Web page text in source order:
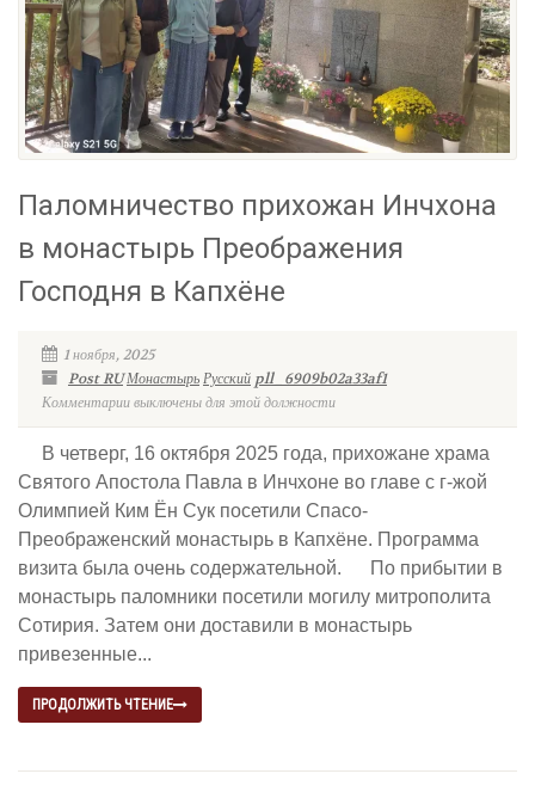
Паломничество прихожан Инчхона
в монастырь Преображения
Господня в Капхёне
1 ноября, 2025
Post RUМонастырьРусский pll_6909b02a33af1
Комментарии выключены для этой должности
В четверг, 16 октября 2025 года, прихожане храма
Святого Апостола Павла в Инчхоне во главе с г-жой
Олимпией Ким Ён Сук посетили Спасо-
Преображенский монастырь в Капхёне. Программа
визита была очень содержательной. По прибытии в
монастырь паломники посетили могилу митрополита
Сотирия. Затем они доставили в монастырь
привезенные...
ПРОДОЛЖИТЬ ЧТЕНИЕ